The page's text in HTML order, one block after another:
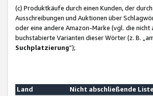
(c) Produktkäufe durch einen Kunden, der
Ausschreibungen und Auktionen über
oder eine andere Amazon-Marke (vgl. die
buchstabierte Varianten dieser Wörter (z. B.
Suchplatzierung”);
Land
Nicht abschließende